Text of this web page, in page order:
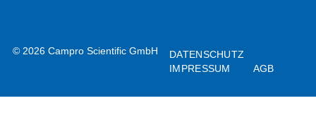
DATENSCHUTZ
IMPRESSUM
AGB
© 2026 Campro Scientific GmbH